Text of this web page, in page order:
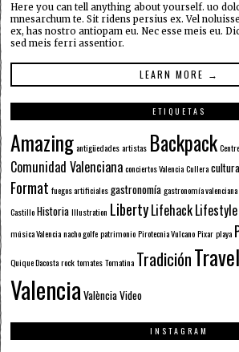
Here you can tell anything about yourself. uo
mnesarchum te. Sit ridens persius ex. Vel
ex, has nostro antiopam eu. Nec esse meis eu.
sed meis ferri assentior.
LEARN MORE →
ETIQUETAS
Amazing antigüedades artistas Backpack
Comunidad Valenciana conciertos Valencia Cullera cultura
Format fuegos artificiales gastronomía gastronomía valenciana
Castillo Historia Illustration LibertyLifehackLifestyle
música Valencia nacho golfe patrimonio Pirotecnia Vulcano Pixar playa
Quique Dacosta rock tomates Tomatina TradiciónTravel
Valencia ValènciaVideo
INSTAGRAM